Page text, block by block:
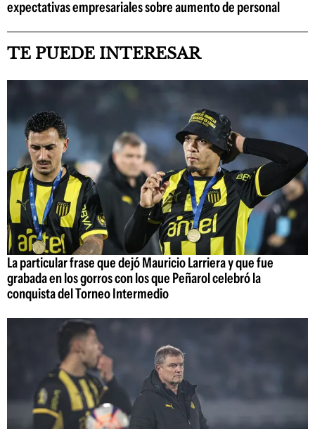
expectativas empresariales sobre aumento de personal
TE PUEDE INTERESAR
La particular frase que dejó Mauricio Larriera y que fue
grabada en los gorros con los que Peñarol celebró la
conquista del Torneo Intermedio